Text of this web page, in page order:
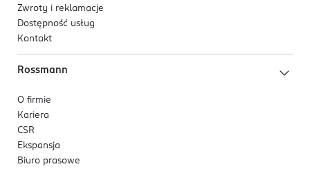
Zwroty i reklamacje
Dostępność usług
Kontakt
Rossmann
O firmie
Kariera
CSR
Ekspansja
Biuro prasowe